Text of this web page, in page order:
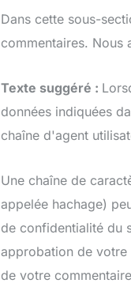
Dans cette sous-
commentaires. Nous
Texte suggéré :
données indiquées
chaîne d'agent
Une chaîne de
appelée hachage)
de confidentialité du
approbation de
de votre